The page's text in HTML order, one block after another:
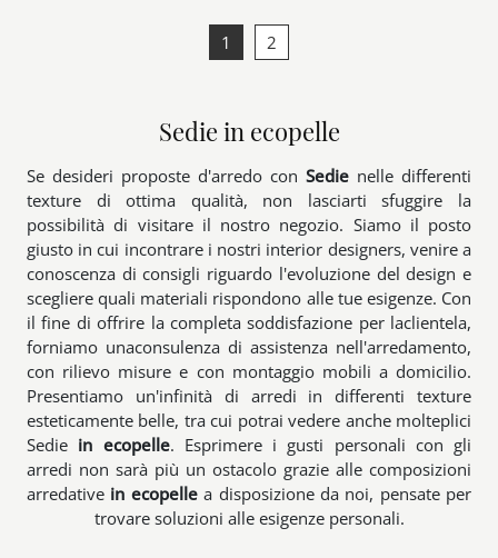
1 2
Sedie in ecopelle
Se desideri proposte d'arredo con Sedie nelle differenti
texture di ottima qualità, non lasciarti sfuggire la
possibilità di visitare il nostro negozio. Siamo il posto
giusto in cui incontrare i nostri interior designers, venire a
conoscenza di consigli riguardo l'evoluzione del design e
scegliere quali materiali rispondono alle tue esigenze. Con
il fine di offrire la completa soddisfazione per laclientela,
forniamo unaconsulenza di assistenza nell'arredamento,
con rilievo misure e con montaggio mobili a domicilio.
Presentiamo un'infinità di arredi in differenti texture
esteticamente belle, tra cui potrai vedere anche molteplici
Sedie in ecopelle. Esprimere i gusti personali con gli
arredi non sarà più un ostacolo grazie alle composizioni
arredative in ecopellea disposizione da noi, pensate per
trovare soluzioni alle esigenze personali.